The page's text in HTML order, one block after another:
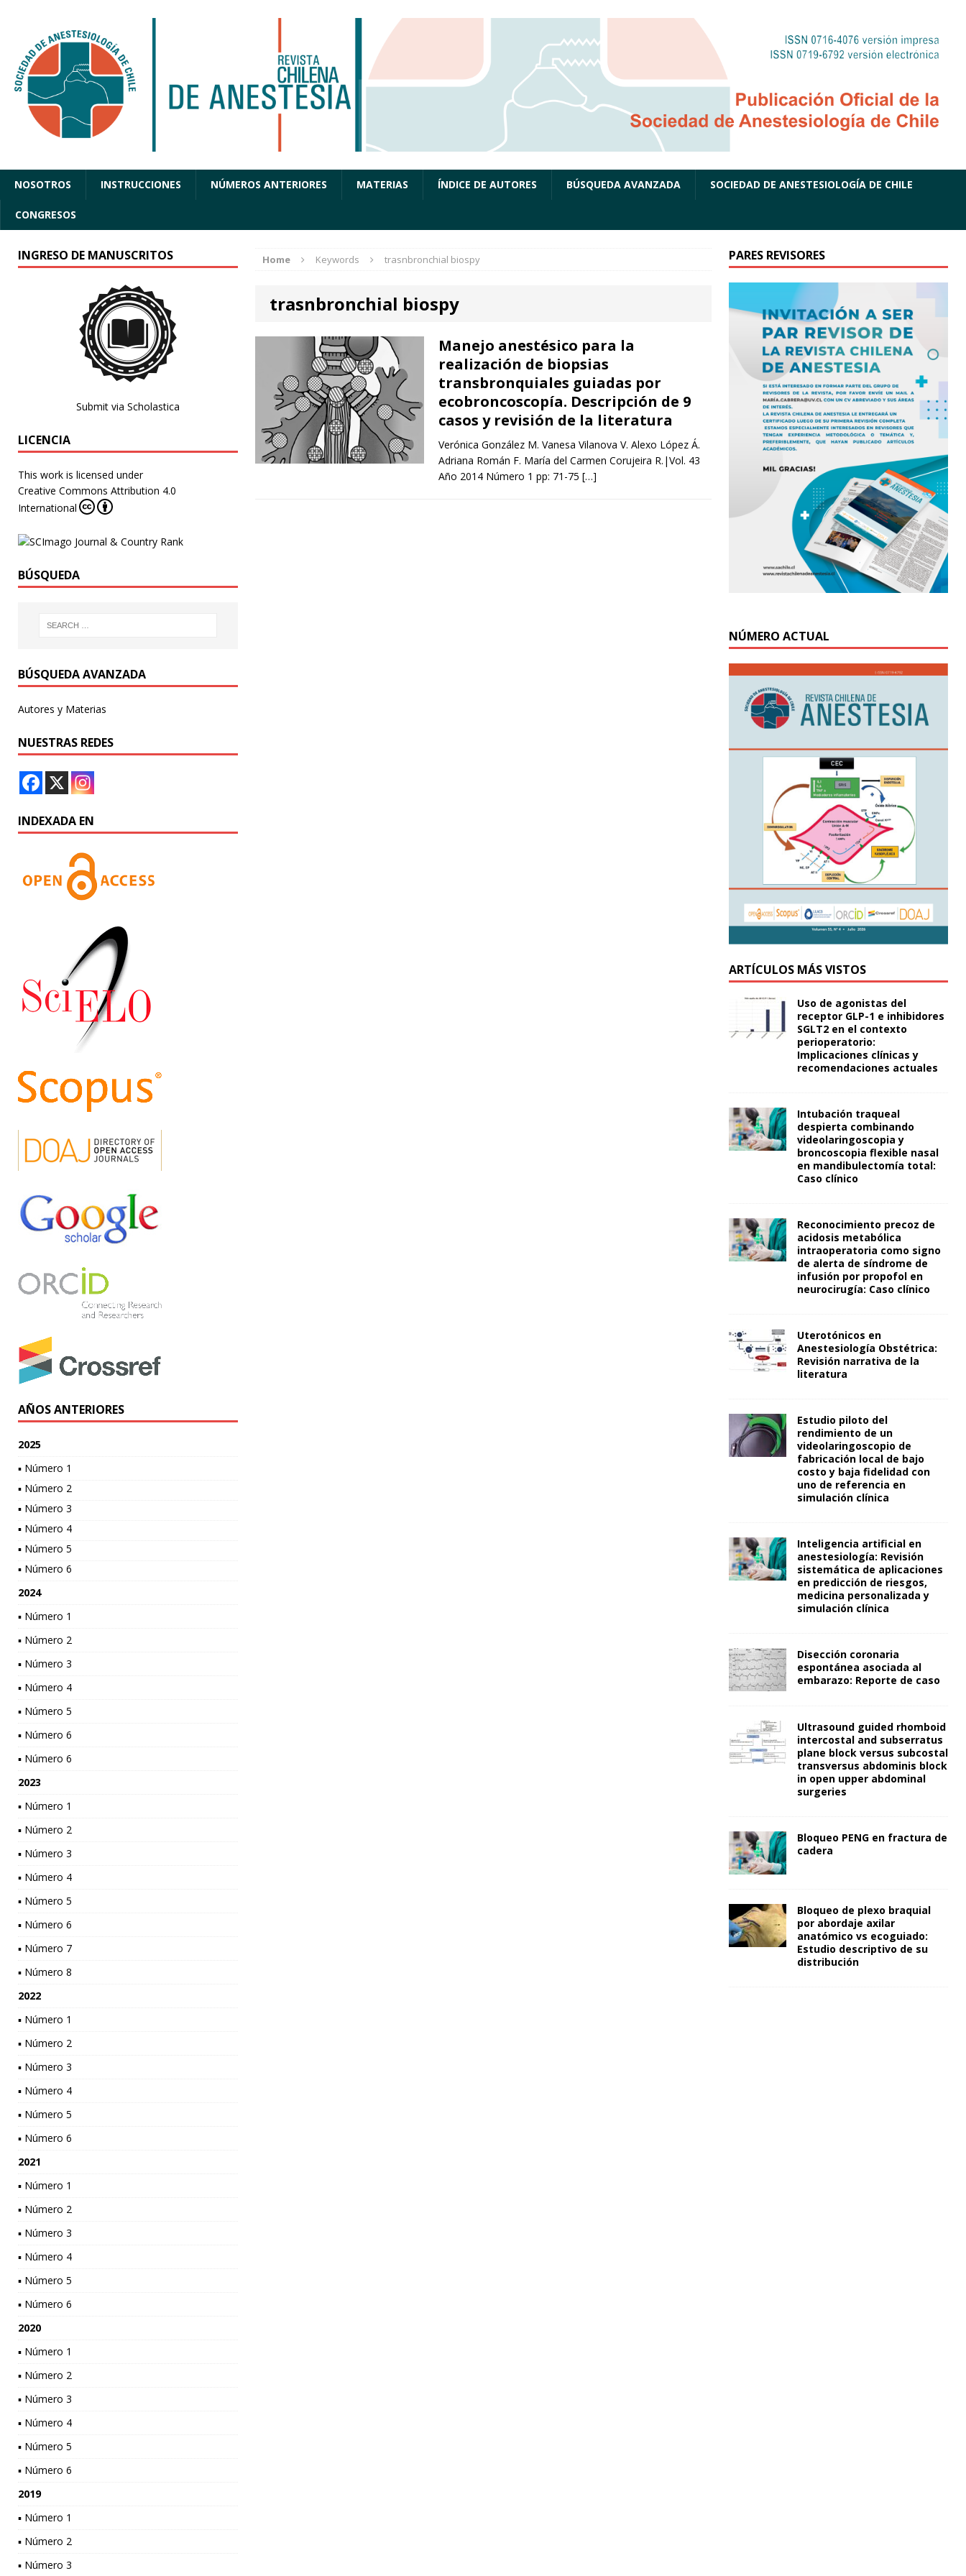
NOSOTROS INSTRUCCIONES NÚMEROS ANTERIORES MATERIAS ÍNDICE DE AUTORES BÚSQUEDA AVANZADA SOCIEDAD DE ANESTESIOLOGÍA DE CHILE
CONGRESOS
Home Keywords trasnbronchial biospy
trasnbronchial biospy
Manejo anestésico para la
realización de biopsias
transbronquiales guiadas por
ecobroncoscopía. Descripción de 9
casos y revisión de la literatura
Verónica González M. Vanesa Vilanova V. Alexo López Á.
Adriana Román F. María del Carmen Corujeira R.|Vol. 43
Año 2014 Número 1 pp: 71-75 […]
INGRESO DE MANUSCRITOS
Submit via Scholastica
LICENCIA
This work is licensed under
Creative Commons Attribution 4.0
International
BÚSQUEDA
BÚSQUEDA AVANZADA
Autores y Materias
NUESTRAS REDES
INDEXADA EN
AÑOS ANTERIORES
2025
▪ Número 1
▪ Número 2
▪ Número 3
▪ Número 4
▪ Número 5
▪ Número 6
2024
▪ Número 1
▪ Número 2
▪ Número 3
▪ Número 4
▪ Número 5
▪ Número 6
▪ Número 6
2023
▪ Número 1
▪ Número 2
▪ Número 3
▪ Número 4
▪ Número 5
▪ Número 6
▪ Número 7
▪ Número 8
2022
▪ Número 1
▪ Número 2
▪ Número 3
▪ Número 4
▪ Número 5
▪ Número 6
2021
▪ Número 1
▪ Número 2
▪ Número 3
▪ Número 4
▪ Número 5
▪ Número 6
2020
▪ Número 1
▪ Número 2
▪ Número 3
▪ Número 4
▪ Número 5
▪ Número 6
2019
▪ Número 1
▪ Número 2
▪ Número 3
PARES REVISORES
NÚMERO ACTUAL
ARTÍCULOS MÁS VISTOS
Uso de agonistas del
receptor GLP-1 e inhibidores
SGLT2 en el contexto
perioperatorio:
Implicaciones clínicas y
recomendaciones actuales
Intubación traqueal
despierta combinando
videolaringoscopia y
broncoscopia flexible nasal
en mandibulectomía total:
Caso clínico
Reconocimiento precoz de
acidosis metabólica
intraoperatoria como signo
de alerta de síndrome de
infusión por propofol en
neurocirugía: Caso clínico
Uterotónicos en
Anestesiología Obstétrica:
Revisión narrativa de la
literatura
Estudio piloto del
rendimiento de un
videolaringoscopio de
fabricación local de bajo
costo y baja fidelidad con
uno de referencia en
simulación clínica
Inteligencia artificial en
anestesiología: Revisión
sistemática de aplicaciones
en predicción de riesgos,
medicina personalizada y
simulación clínica
Disección coronaria
espontánea asociada al
embarazo: Reporte de caso
Ultrasound guided rhomboid
intercostal and subserratus
plane block versus subcostal
transversus abdominis block
in open upper abdominal
surgeries
Bloqueo PENG en fractura de
cadera
Bloqueo de plexo braquial
por abordaje axilar
anatómico vs ecoguiado:
Estudio descriptivo de su
distribución